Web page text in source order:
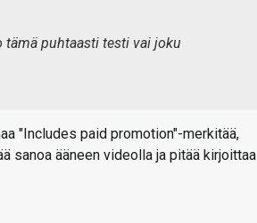
tämä puhtaasti testi vai joku
"Includes paid promotion"-merkitää,
sanoa ääneen videolla ja pitää kirjoittaa